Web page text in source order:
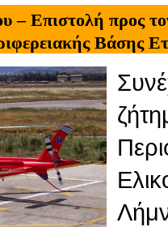
– Επιστολή προς
Βάσης